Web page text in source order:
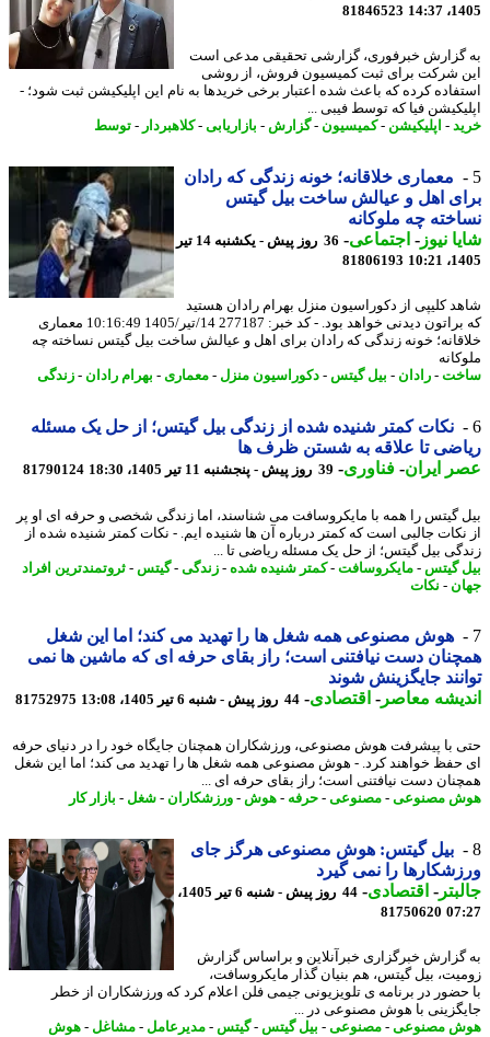
81846523
خبرفوری، گزارشی تحقیقی مدعی است
شرکت برای ثبت کمیسیون فروش، از روشی
کرده که باعث شده اعتبار برخی خریدها به نام این اپلیکیشن ثبت شود؛ -
فیا که توسط فیبی ...
- اپلیکیشن-کمیسیون-گزارش -بازاریابی -کلاهبردار-توسط
معماری خلاقانه؛ خونه زندگی که رادان
اهل و عیالش ساخت بیل گیتس
چه ملوکانه
نیوز-اجتماعی-
36 روز پیش - یکشنبه 14 تیر
81806193
کلیپی از دکوراسیون منزل بهرام رادان هستید
که براتون دیدنی خواهد بود. - کد خبر: 277187 14/تیر/1405 10:16:49 معماری
خونه زندگی که رادان برای اهل و عیالش ساخت بیل گیتس نساخته چه
-رادان - بیل گیتس-دکوراسیون منزل-معماری- بهرام رادان - زندگی
نکات کمتر شنیده شده از زندگی بیل گیتس؛ از حل یک مسئله
تا علاقه به شستن ظرف ها
ایران- فناوری- 39 روز پیش - پنجشنبه 11 تیر 1405، 18:30 81790124
گیتس را همه با مایکروسافت می شناسند، اما زندگی شخصی و حرفه ای او پر
جالبی است که کمتر درباره آن ها شنیده ایم. - نکات کمتر شنیده شده از
بیل گیتس؛ از حل یک مسئله ریاضی تا ...
گیتس-مایکروسافت-کمتر شنیده شده-زندگی-گیتس-ثروتمندترین افراد
-نکات
هوش مصنوعی همه شغل ها را تهدید می کند؛ اما این شغل
دست نیافتنی است؛ راز بقای حرفه ای که ماشین ها نمی
جایگزینش شوند
معاصر-اقتصادی-44 روز پیش - شنبه 6 تیر 1405، 13:08 81752975
با پیشرفت هوش مصنوعی، ورزشکاران همچنان جایگاه خود را در دنیای حرفه
خواهند کرد. - هوش مصنوعی همه شغل ها را تهدید می کند؛ اما این شغل
دست نیافتنی است؛ راز بقای حرفه ای ...
مصنوعی-مصنوعی-حرفه- هوش-ورزشکاران- شغل-بازار کار
بیل گیتس: هوش مصنوعی هرگز جای
را نمی گیرد
-اقتصادی-
44 روز پیش - شنبه 6 تیر 1405،
81750620
خبرگزاری خبرآنلاین و براساس گزارش
بیل گیتس، هم بنیان گذار مایکروسافت،
در برنامه ی تلویزیونی جیمی فلن اعلام کرد که ورزشکاران از خطر
با هوش مصنوعی در ...
مصنوعی-مصنوعی-بیل گیتس-گیتس-مدیرعامل-مشاغل-هوش